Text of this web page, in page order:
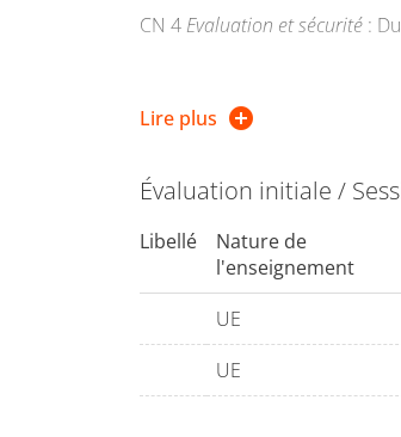
CN 4 Evaluation et sécurité :
I) Epidémiologie en
III) Définitions concernant les
I) Principes
Lire plus
Évaluation initiale /
Libellé
Nature de
l'enseignement
UE
UE